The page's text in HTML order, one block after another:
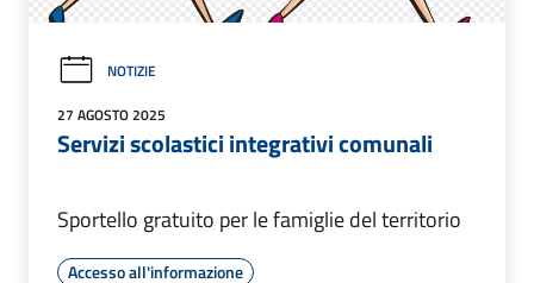
NOTIZIE
27 AGOSTO 2025
Servizi scolastici integrativi comunali
Sportello gratuito per le famiglie del territorio
Accesso all'informazione